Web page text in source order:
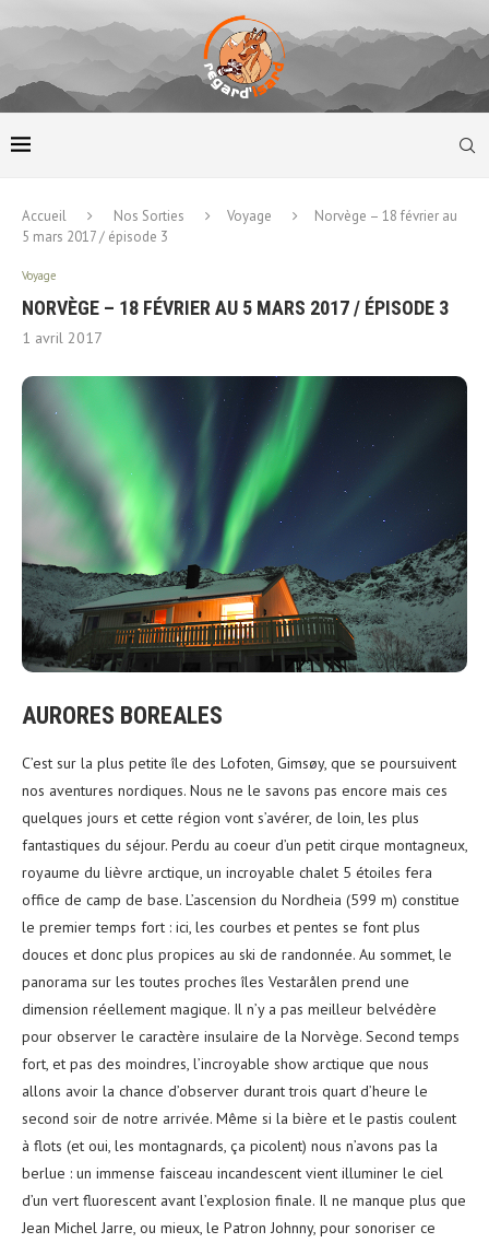
Accueil Nos Sorties Voyage
Norvège – 18 février au
5 mars 2017 / épisode 3
Voyage
NORVÈGE – 18 FÉVRIER AU 5 MARS 2017 / ÉPISODE 3
1 avril 2017
AURORES BOREALES
C’est sur la plus petite île des Lofoten, Gimsøy, que se poursuivent
nos aventures nordiques. Nous ne le savons pas encore mais ces
quelques jours et cette région vont s’avérer, de loin, les plus
fantastiques du séjour. Perdu au coeur d’un petit cirque montagneux,
royaume du lièvre arctique, un incroyable chalet 5 étoiles fera
office de camp de base. L’ascension du Nordheia (599 m) constitue
le premier temps fort : ici, les courbes et pentes se font plus
douces et donc plus propices au ski de randonnée. Au sommet, le
panorama sur les toutes proches îles Vestarålen prend une
dimension réellement magique. Il n’y a pas meilleur belvédère
pour observer le caractère insulaire de la Norvège. Second temps
fort, et pas des moindres, l’incroyable show arctique que nous
allons avoir la chance d’observer durant trois quart d’heure le
second soir de notre arrivée. Même si la bière et le pastis coulent
à flots (et oui, les montagnards, ça picolent) nous n’avons pas la
berlue : un immense faisceau incandescent vient illuminer le ciel
d’un vert fluorescent avant l’explosion finale. Il ne manque plus que
Jean Michel Jarre, ou mieux, le Patron Johnny, pour sonoriser ce